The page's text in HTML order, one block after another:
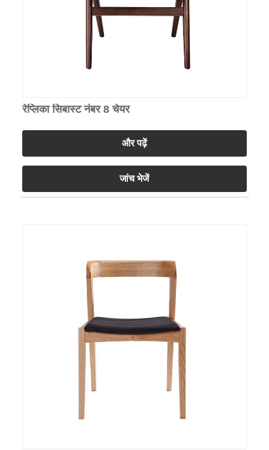
रेप्लिका सिबास्ट नंबर 8 चेयर
और पढ़ें
जांच भेजें